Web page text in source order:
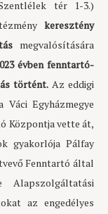
tér 1-3.)
keresztény
megvalósítására
évben fenntartó-
történt. Az eddigi
Egyházmegye
Központja vette át,
gyakorlója Pálfay
Fenntartó által
Alapszolgáltatási
az engedélyes